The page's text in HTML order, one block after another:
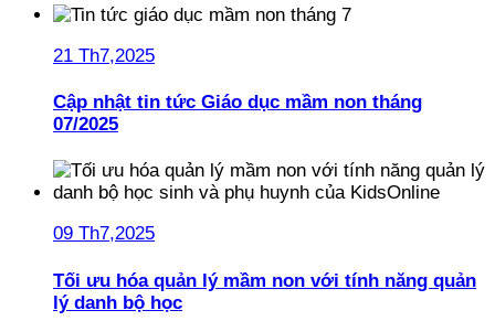
21 Th7,2025
Cập nhật tin tức Giáo dục mầm non tháng
07/2025
09 Th7,2025
Tối ưu hóa quản lý mầm non với tính năng quản
lý danh bộ học